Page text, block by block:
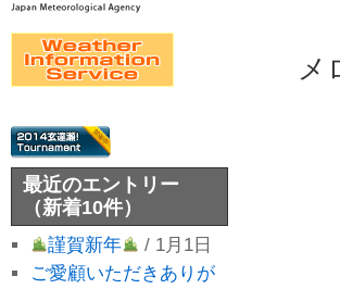
メ
最近のエントリー
（新着10件）
謹賀新年
/ 1月1日
ご愛顧いただきありが